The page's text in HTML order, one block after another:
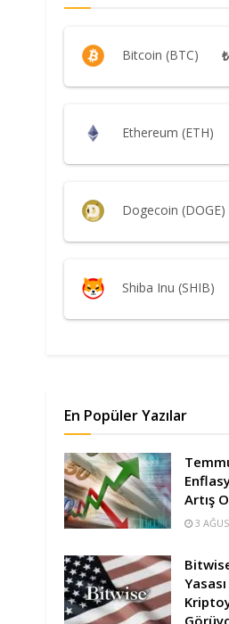
Bitcoin (BTC) ₺
Ethereum (ETH)
Dogecoin (DOGE)
Shiba Inu (SHIB)
En Popüler Yazılar
Artış
3